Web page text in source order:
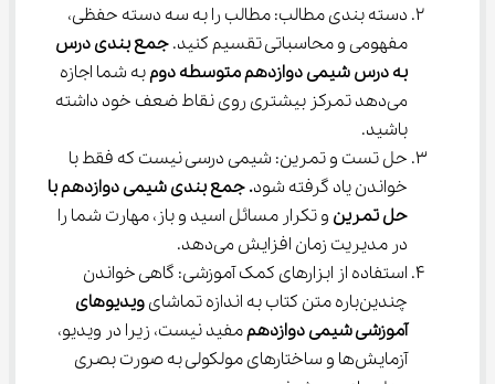
دسته بندی مطالب: مطالب را به سه دسته حفظی،
مفهومی و محاسباتی تقسیم کنید. جمع بندی درس
به درس شیمی دوازدهم متوسطهدوم به شما اجازه
می‌دهد تمرکز بیشتری روی نقاط ضعف خود داشته
باشید.
حل تست و تمرین: شیمی درسی نیست که فقط با
خواندن یاد گرفته شود.جمع بندی شیمی دوازدهمبا
حل تمرین و تکرار مسائل اسید و باز، مهارت شما را
در مدیریت زمان افزایش می‌دهد.
استفاده از ابزارهای کمک آموزشی: گاهی خواندن
چندین‌باره متن کتاب به اندازه تماشای
ویدیوهای
آموزشی شیمی دوازدهم مفید نیست، زیرا در ویدیو،
آزمایش‌ها و ساختارهای مولکولی به صورت بصری